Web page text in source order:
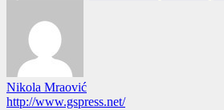
Nikola Mraović
http://www.gspress.net/